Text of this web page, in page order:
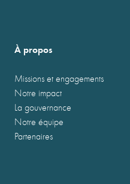
À propos
Missions et engagements
Notre impact
La gouvernance
Notre équipe
Partenaires